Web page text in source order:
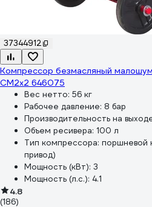
37344912
Компрессор безмасляный
CM2х2 646075
Вес нетто: 56 кг
Рабочее давление: 8 бар
Производительность на
Объем ресивера: 100 л
Тип компрессора: поршневой
привод)
Мощность (кВт): 3
Мощность (л.с.): 4.1
4.8
(186)